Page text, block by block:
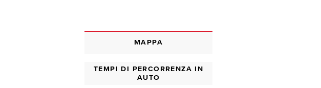
MAPPA
TEMPI DI PERCORRENZA IN
AUTO